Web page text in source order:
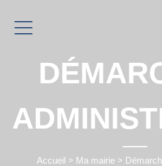
Accueil > Ma mairie>